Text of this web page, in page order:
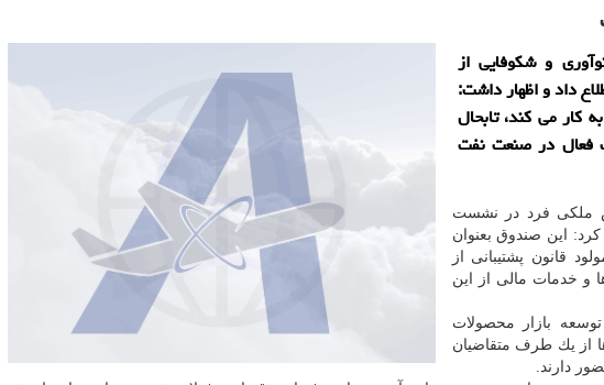
و شكوفایی از
داد و اظهار داشت:
ماه شروع به كار می كند، تابحال
فناورانه از جانب ۴۰ شركت فعال در صنعت نفت
ملكی فرد در نشست
این صندوق بعنوان
قانون پشتیبانی از
و خدمات مالی از این
بازار محصولات
از یك طرف متقاضیان
دارند.